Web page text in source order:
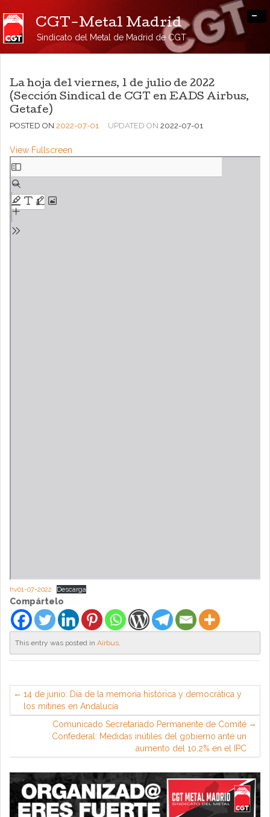
CGT-Metal Madrid
Sindicato del Metal de Madrid de CGT
-
La hoja del viernes, 1 de julio de 2022
(Sección Sindical de CGT en EADS Airbus,
Getafe)
POSTED ON 2022-07-01 UPDATED ON 2022-07-01
View Fullscreen
Saltar
al
contenido
del
PDF
hv01-07-2022 Descarga
Compártelo
This entry was posted in Airbus.
14 de junio: Día de la memoria histórica y democrática y
los mítines en Andalucía
Comunicado Secretariado Permanente de Comité
Confederal: Medidas inútiles del gobierno ante un
aumento del 10,2% en el IPC